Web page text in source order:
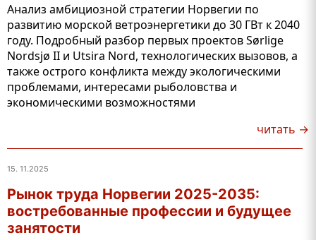
Анализ амбициозной стратегии Норвегии по
развитию морской ветроэнергетики до 30 ГВт к 2040
году. Подробный разбор первых проектов Sørlige
Nordsjø II и Utsira Nord, технологических вызовов, а
также острого конфликта между экологическими
проблемами, интересами рыболовства и
экономическими возможностями
читать →
15. 11.2025
Рынок труда Норвегии 2025-2035:
востребованные профессии и будущее
занятости